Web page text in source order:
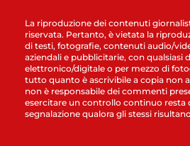
La riproduzione dei contenuti
riservata. Pertanto, è vietata la
di testi, fotografie, contenuti audio/
aziendali e pubblicitarie, con qualsiasi
elettronico/digitale o per mezzo di
tutto quanto è ascrivibile a copia non
non è responsabile dei commenti
esercitare un controllo continuo resta
segnalazione qualora gli stessi